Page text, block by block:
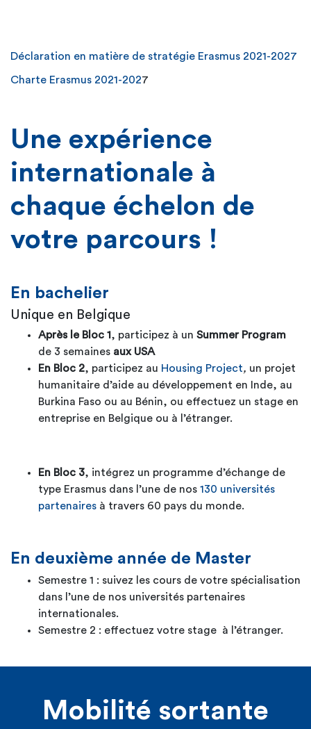
Déclaration en matière de stratégie Erasmus 2021-2027
Charte Erasmus 2021-2027
Une expérience
internationale à
chaque échelon de
votre parcours !
En bachelier
Unique en Belgique
Après le Bloc 1, participez à un Summer Program
de 3 semaines aux USA
En Bloc 2, participez au Housing Project, un projet
humanitaire d’aide au développement en Inde, au
Burkina Faso ou au Bénin, ou effectuez un stage en
entreprise en Belgique ou à l’étranger.
En Bloc 3, intégrez un programme d’échange de
type Erasmus dans l’une de nos 130 universités
partenaires à travers 60 pays du monde.
En deuxième année de Master
Semestre 1 : suivez les cours de votre spécialisation
dans l’une de nos universités partenaires
internationales.
Semestre 2 : effectuez votre stage à l’étranger.
Mobilité sortante